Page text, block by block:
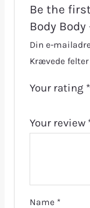
Be the
Body Body
Din e-
Krævede
Your rating *
Your review
Name *